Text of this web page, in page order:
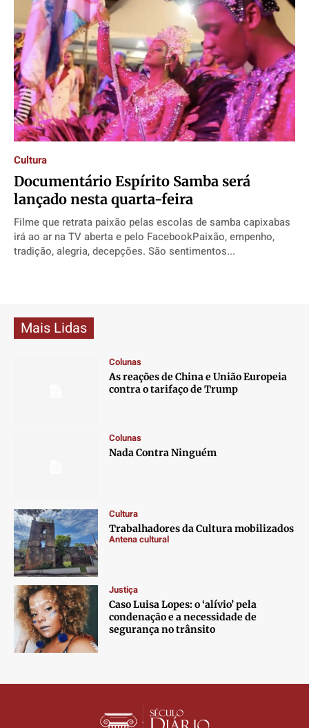
Cultura
Documentário Espírito Samba será
lançado nesta quarta-feira
Filme que retrata paixão pelas escolas de samba capixabas
irá ao ar na TV aberta e pelo FacebookPaixão, empenho,
tradição, alegria, decepções. São sentimentos...
Mais Lidas
Colunas
As reações de China e União Europeia
contra o tarifaço de Trump
Colunas
Nada Contra Ninguém
Cultura
Trabalhadores da Cultura mobilizados
Antena cultural
Justiça
Caso Luisa Lopes: o ‘alívio’ pela
condenação e a necessidade de
segurança no trânsito